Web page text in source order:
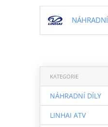
KATEGORIE
NÁHRADNÍ DÍLY
LINHAI ATV